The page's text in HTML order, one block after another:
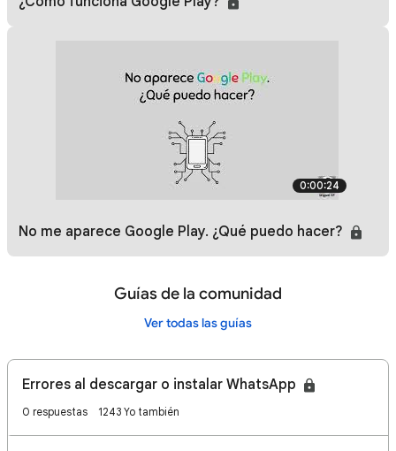
0:00:24
No me aparece Google Play. ¿Qué puedo hacer?
Guías de la comunidad
Ver todas las guías
Errores al descargar o instalar WhatsApp
0 respuestas 1243 Yo también